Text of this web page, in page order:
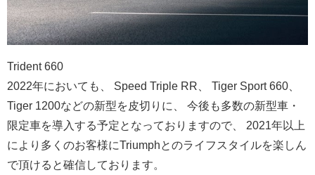
Trident 660
2022年においても、 Speed Triple RR、 Tiger Sport 660、
Tiger 1200などの新型を皮切りに、 今後も多数の新型車・
限定車を導入する予定となっておりますので、 2021年以上
により多くのお客様にTriumphとのライフス タイルを楽しん
で頂けると確信しております。